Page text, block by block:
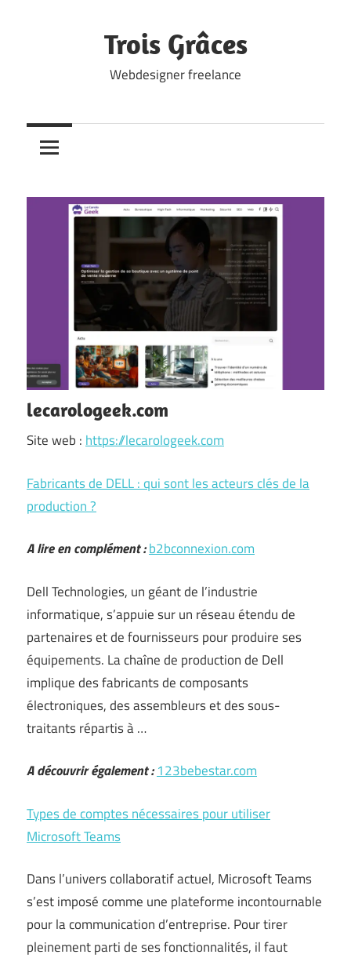
Trois Grâces
Webdesigner freelance
lecarologeek.com
Site web : https://lecarologeek.com
Fabricants de DELL : qui sont les acteurs clés de la
production ?
A lire en complément :b2bconnexion.com
Dell Technologies, un géant de l’industrie
informatique, s’appuie sur un réseau étendu de
partenaires et de fournisseurs pour produire ses
équipements. La chaîne de production de Dell
implique des fabricants de composants
électroniques, des assembleurs et des sous-
traitants répartis à …
A découvrir également : 123bebestar.com
Types de comptes nécessaires pour utiliser
Microsoft Teams
Dans l’univers collaboratif actuel, Microsoft Teams
s’est imposé comme une plateforme incontournable
pour la communication d’entreprise. Pour tirer
pleinement parti de ses fonctionnalités, il faut